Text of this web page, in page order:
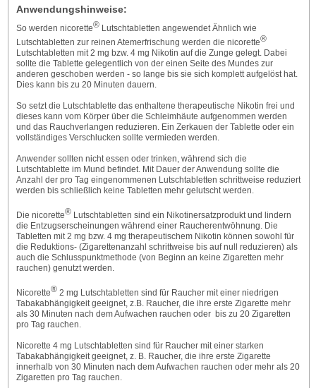
Anwendungshinweise:
So werden nicorette®Lutschtabletten angewendet Ähnlich wie
Lutschtabletten zur reinen Atemerfrischung werden die nicorette®
Lutschtabletten mit 2 mg bzw. 4 mg Nikotin auf die Zunge gelegt. Dabei
sollte die Tablette gelegentlich von der einen Seite des Mundes zur
anderen geschoben werden - so lange bis sie sich komplett aufgelöst hat.
Dies kann bis zu 20 Minuten dauern.
So setzt die Lutschtablette das enthaltene therapeutische Nikotin frei und
dieses kann vom Körper über die Schleimhäute aufgenommen werden
und das Rauchverlangen reduzieren. Ein Zerkauen der Tablette oder ein
vollständiges Verschlucken sollte vermieden werden.
Anwender sollten nicht essen oder trinken, während sich die
Lutschtablette im Mund befindet. Mit Dauer der Anwendung sollte die
Anzahl der pro Tag eingenommenen Lutschtabletten schrittweise reduziert
werden bis schließlich keine Tabletten mehr gelutscht werden.
Die nicorette®Lutschtabletten sind ein Nikotinersatzprodukt und lindern
die Entzugserscheinungen während einer Raucherentwöhnung. Die
Tabletten mit 2 mg bzw. 4 mg therapeutischem Nikotin können sowohl für
die Reduktions- (Zigarettenanzahl schrittweise bis auf null reduzieren) als
auch die Schlusspunktmethode (von Beginn an keine Zigaretten mehr
rauchen) genutzt werden.
Nicorette®2 mg Lutschtabletten sind für Raucher mit einer niedrigen
Tabakabhängigkeit geeignet, z.B. Raucher, die ihre erste Zigarette mehr
als 30 Minuten nach dem Aufwachen rauchen oder bis zu 20 Zigaretten
pro Tag rauchen.
Nicorette 4 mg Lutschtabletten sind für Raucher mit einer starken
Tabakabhängigkeit geeignet, z. B. Raucher, die ihre erste Zigarette
innerhalb von 30 Minuten nach dem Aufwachen rauchen oder mehr als 20
Zigaretten pro Tag rauchen.